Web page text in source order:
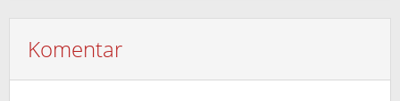
Komentar